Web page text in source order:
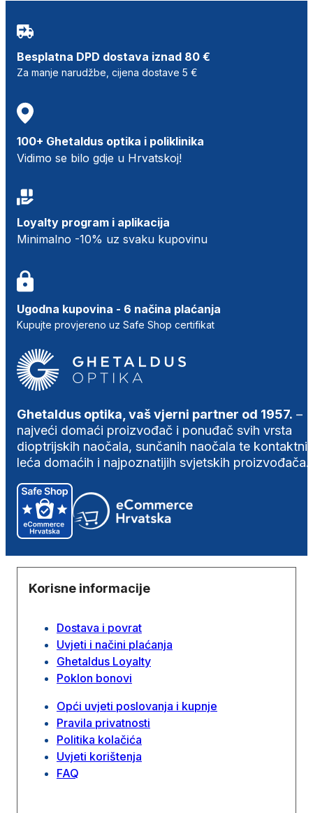
Besplatna DPD dostava iznad 80 €
Za manje narudžbe, cijena dostave 5 €
100+ Ghetaldus optika i poliklinika
Vidimo se bilo gdje u Hrvatskoj!
Loyalty program i aplikacija
Minimalno -10% uz svaku kupovinu
Ugodna kupovina - 6 načina plaćanja
Kupujte provjereno uz Safe Shop certifikat
Ghetaldus optika, vaš vjerni partner od 1957. –
najveći domaći proizvođač i ponuđač svih vrsta
dioptrijskih naočala, sunčanih naočala te
leća domaćih i najpoznatijih svjetskih proizvođača.
Korisne informacije
Dostava i povrat
Uvjeti i načini plaćanja
Ghetaldus Loyalty
Poklon bonovi
Opći uvjeti poslovanja i kupnje
Pravila privatnosti
Politika kolačića
Uvjeti korištenja
FAQ